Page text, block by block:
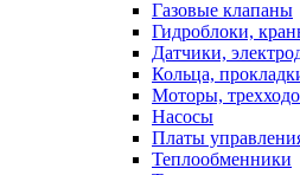
Газовые клапаны
Гидроблоки,
Датчики,
Кольца,
Моторы,
Насосы
Платы
Теплообменники